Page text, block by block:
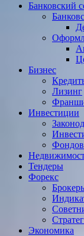
Банковский
Бизнес
Лизинг
Инвестиции
Тендеры
Форекс
Экономика